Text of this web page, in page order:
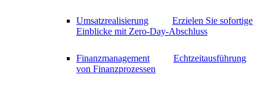
Umsatzrealisierung
Erzielen Sie sofortige
Einblicke mit Zero-Day-Abschluss
Finanzmanagement
Echtzeitausführung
von Finanzprozessen